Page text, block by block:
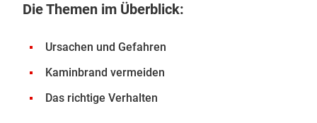
Die Themen im Überblick:
Ursachen und Gefahren
Kaminbrand vermeiden
Das richtige Verhalten